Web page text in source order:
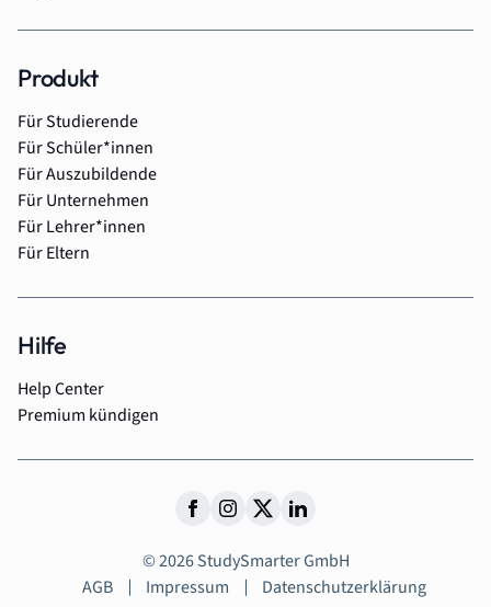
Produkt
Für Studierende
Für Schüler*innen
Für Auszubildende
Für Unternehmen
Für Lehrer*innen
Für Eltern
Hilfe
Help Center
Premium kündigen
© 2026 StudySmarter GmbH
AGB
Impressum Datenschutzerklärung